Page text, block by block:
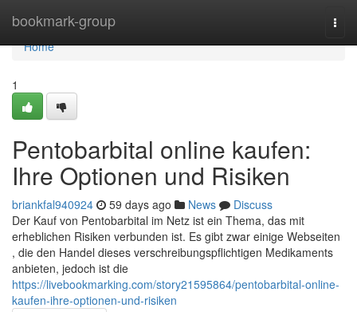
bookmark-group
Home
Home
1
Pentobarbital online kaufen:
Ihre Optionen und Risiken
briankfal940924 59 days ago News
Discuss
Der Kauf von Pentobarbital im Netz ist ein Thema, das mit
erheblichen Risiken verbunden ist. Es gibt zwar einige Webseiten
, die den Handel dieses verschreibungspflichtigen Medikaments
anbieten, jedoch ist die
https://livebookmarking.com/story21595864/pentobarbital-online-
kaufen-ihre-optionen-und-risiken